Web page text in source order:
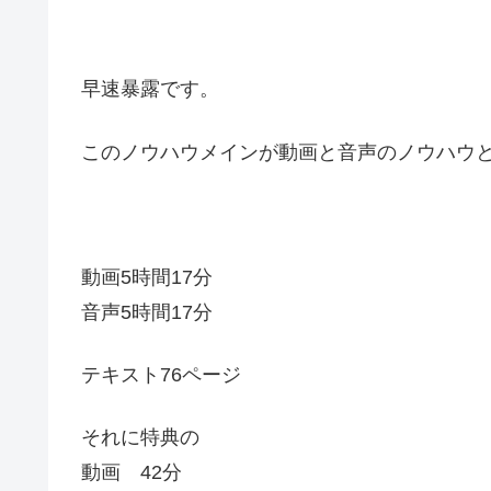
早速暴露です。
このノウハウメインが動画と音声のノウハウ
動画5時間17分
音声5時間17分
テキスト76ページ
それに特典の
動画 42分